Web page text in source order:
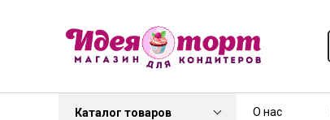
Каталог товаров О нас